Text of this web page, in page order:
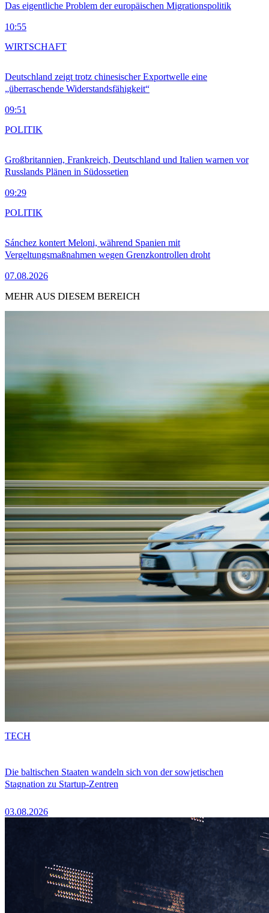
Das eigentliche Problem der europäischen Migrationspolitik
10:55
Deutschland zeigt trotz chinesischer Exportwelle eine
„überraschende Widerstandsfähigkeit“
09:51
WIRTSCHAFT
Großbritannien, Frankreich, Deutschland und Italien warnen vor
Russlands Plänen in Südossetien
09:29
POLITIK
Sánchez kontert Meloni, während Spanien mit
Vergeltungsmaßnahmen wegen Grenzkontrollen droht
07.08.2026
POLITIK
MEHR AUS DIESEM BEREICH
Die baltischen Staaten wandeln sich von der sowjetischen
Stagnation zu Startup-Zentren
03.08.2026
TECH